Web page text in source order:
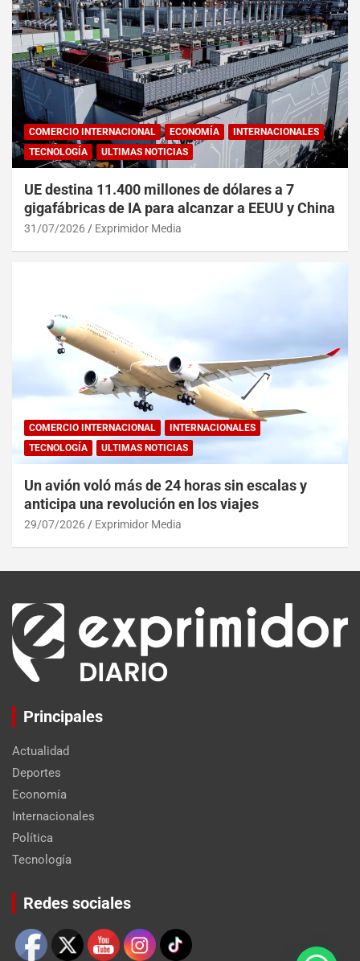
COMERCIO INTERNACIONAL ECONOMÍA
INTERNACIONALES
TECNOLOGÍA
ULTIMAS NOTICIAS
UE destina 11.400 millones de dólares a 7
gigafábricas de IA para alcanzar a EEUU y China
31/07/2026 Exprimidor Media
COMERCIO INTERNACIONAL
INTERNACIONALES
TECNOLOGÍA
ULTIMAS NOTICIAS
Un avión voló más de 24 horas sin escalas y
anticipa una revolución en los viajes
29/07/2026 Exprimidor Media
Principales
Actualidad
Deportes
Economía
Internacionales
Política
Tecnología
Redes sociales